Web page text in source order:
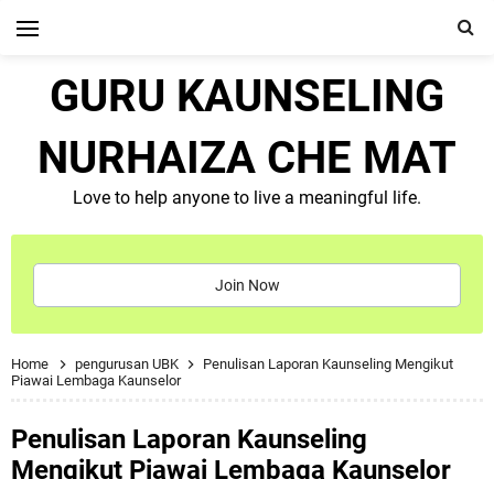
GURU KAUNSELING
NURHAIZA CHE MAT
Love to help anyone to live a meaningful life.
Join Now
Home pengurusan UBK
Penulisan Laporan Kaunseling Mengikut
Piawai Lembaga Kaunselor
Penulisan Laporan Kaunseling
Mengikut Piawai Lembaga Kaunselor